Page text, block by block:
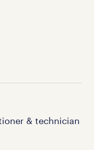
& technician